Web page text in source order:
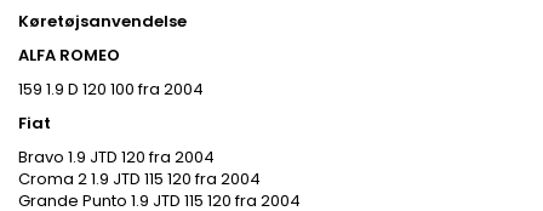
Køretøjsanvendelse
ALFA ROMEO
159 1.9 D 120 100 fra 2004
Fiat
Bravo 1.9 JTD 120 fra 2004
Croma 2 1.9 JTD 115 120 fra 2004
Grande Punto 1.9 JTD 115 120 fra 2004